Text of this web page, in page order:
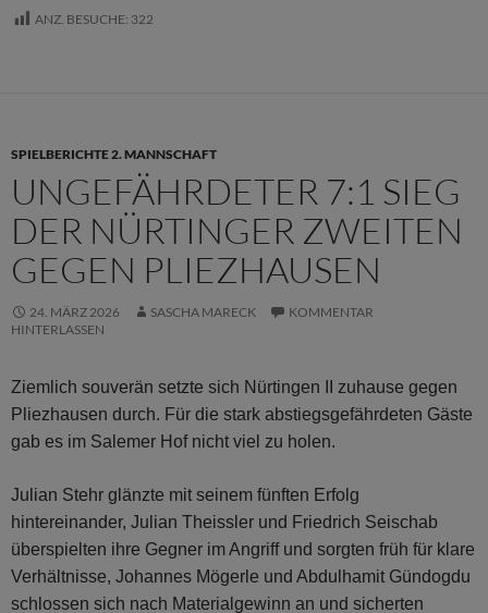
ANZ. BESUCHE: 322
SPIELBERICHTE 2. MANNSCHAFT
UNGEFÄHRDETER 7:1 SIEG
DER NÜRTINGER ZWEITEN
GEGEN PLIEZHAUSEN
24. MÄRZ 2026 SASCHA MARECK
KOMMENTAR
HINTERLASSEN
Ziemlich souverän setzte sich Nürtingen II zuhause gegen
Pliezhausen durch. Für die stark abstiegsgefährdeten Gäste
gab es im Salemer Hof nicht viel zu holen.
Julian Stehr glänzte mit seinem fünften Erfolg
hintereinander, Julian Theissler und Friedrich Seischab
überspielten ihre Gegner im Angriff und sorgten früh für klare
Verhältnisse, Johannes Mögerle und Abdulhamit Gündogdu
schlossen sich nach Materialgewinn an und sicherten